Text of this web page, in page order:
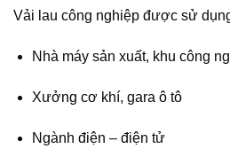
Vải lau công nghiệp được sử
Nhà máy sản xuất, khu công
Xưởng cơ khí, gara ô tô
Ngành điện – điện tử